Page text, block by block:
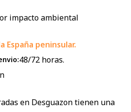
impacto ambiental
España peninsular.
48/72 horas.
en Desguazon tienen una